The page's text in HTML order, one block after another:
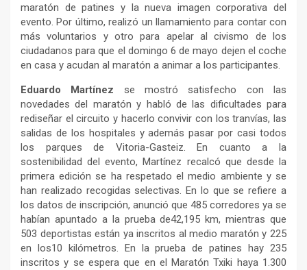
maratón de patines y la nueva imagen corporativa del
evento. Por último, realizó un llamamiento para contar con
más voluntarios y otro para apelar al civismo de los
ciudadanos para que el domingo 6 de mayo dejen el coche
en casa y acudan al maratón a animar a los participantes.
Eduardo Martínez se mostró satisfecho con las
novedades del maratón y habló de las dificultades para
rediseñar el circuito y hacerlo convivir con los tranvías, las
salidas de los hospitales y además pasar por casi todos
los parques de Vitoria-Gasteiz. En cuanto a la
sostenibilidad del evento, Martínez recalcó que desde la
primera edición se ha respetado el medio ambiente y se
han realizado recogidas selectivas. En lo que se refiere a
los datos de inscripción, anunció que 485 corredores ya se
habían apuntado a la prueba de42,195 km, mientras que
503 deportistas están ya inscritos al medio maratón y 225
en los10 kilómetros. En la prueba de patines hay 235
inscritos y se espera que en el Maratón Txiki haya 1.300